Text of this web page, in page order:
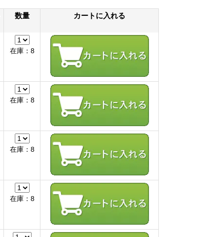
数量 カートに入れる
在庫：8
在庫：8
在庫：8
在庫：8